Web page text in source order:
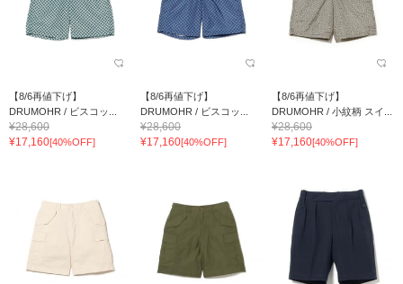
【8/6再値下げ】
DRUMOHR / ビスコッ...
¥28,600
¥17,160[40%OFF]
【8/6再値下げ】
DRUMOHR / ビスコッ...
¥28,600
¥17,160[40%OFF]
【8/6再値下げ】
DRUMOHR / 小紋柄 スイ...
¥28,600
¥17,160[40%OFF]